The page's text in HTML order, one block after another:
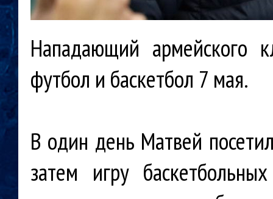
Нападающий армейского
футбол и баскетбол 7 мая.
В один день Матвей
затем игру